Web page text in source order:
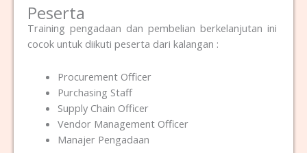
Peserta
Training pengadaan dan pembelian berkelanjutan ini
cocok untuk diikuti peserta dari kalangan :
Procurement Officer
Purchasing Staff
Supply Chain Officer
Vendor Management Officer
Manajer Pengadaan